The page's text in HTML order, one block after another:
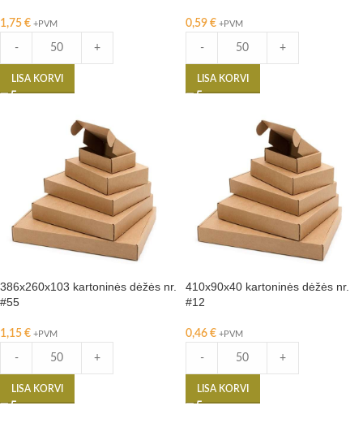
1,75 € +PVM
- +
LISA KORVI
0,59 € +PVM
- +
LISA KORVI
386x260x103 kartoninės dėžės nr.
#55
1,15 € +PVM
- +
LISA KORVI
410x90x40 kartoninės dėžės nr.
#12
0,46 € +PVM
- +
LISA KORVI